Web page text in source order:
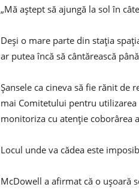
„Mă aștept să ajungă la sol în
Deși o mare parte din stația
ar putea încă să cântărească
Șansele ca cineva să fie rănit de
mai Comitetului pentru
monitoriza cu atenție coborârea
Locul unde va cădea este
McDowell a afirmat că o ușoară